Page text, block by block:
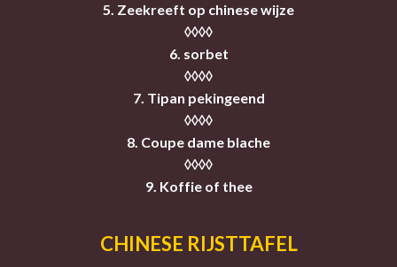
5. Zeekreeft op chinese wijze
◊◊◊◊
6. sorbet
◊◊◊◊
7. Tipan pekingeend
◊◊◊◊
8. Coupe dame blache
◊◊◊◊
9. Koffie of thee
CHINESE RIJSTTAFEL